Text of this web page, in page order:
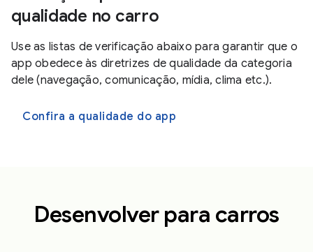
qualidade no carro
Use as listas de verificação abaixo para garantir que o
app obedece às diretrizes de qualidade da categoria
dele (navegação, comunicação, mídia, clima etc.).
Confira a qualidade do app
Desenvolver para carros